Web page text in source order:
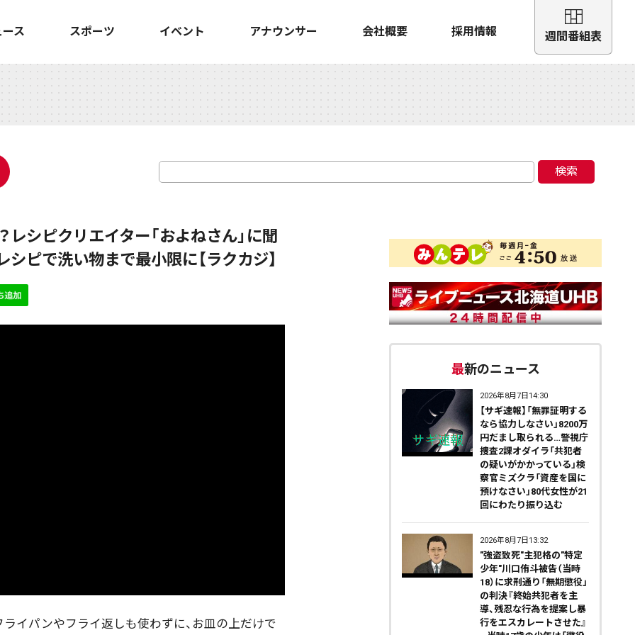
ス スポーツ イベント アナウンサー 会社概要 採用情報 週間番組表
検索
レシピクリエイター「およねさん」に聞
シピで洗い物まで最小限に【ラクカジ】
イパンやフライ返しも使わずに、お皿の上だけで
最新のニュース
2026年8月7日14:30
【サギ速報】「無罪証明する
なら協力しなさい」8200万
円だまし取られる…警視庁
捜査2課オダイラ「共犯者
の疑いがかかっている」検
察官ミズクラ「資産を国に
預けなさい」80代女性が21
回にわたり振り込む
2026年8月7日13:32
"強盗致死"主犯格の"特定
少年"川口侑斗被告（当時
18）に求刑通り「無期懲役」
の判決『終始共犯者を主
導、残忍な行為を提案し暴
行をエスカレートさせた』